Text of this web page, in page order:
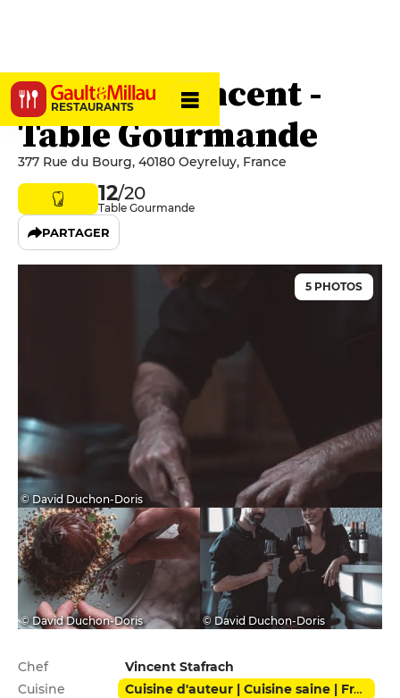
RESTAURANTS
Bernie & Vincent -
Table Gourmande
377 Rue du Bourg, 40180 Oeyreluy, France
12/20
Table Gourmande
PARTAGER
© David Duchon-Doris
© David Duchon-Doris © David Duchon-Doris
5 PHOTOS
Infos pratiques
Chef
Vincent Stafrach
Cuisine
Cuisine d'auteur | Cuisine saine | Français | Moderne